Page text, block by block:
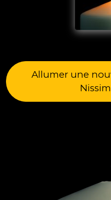
Allumer une